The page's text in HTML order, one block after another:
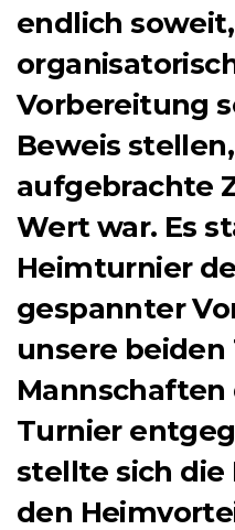
endlich
Vorbereitung
Beweis
aufgebrachte
Wert war. Es
Heimturnier
gespannter
unsere beiden
Turnier
stellte sich die
den